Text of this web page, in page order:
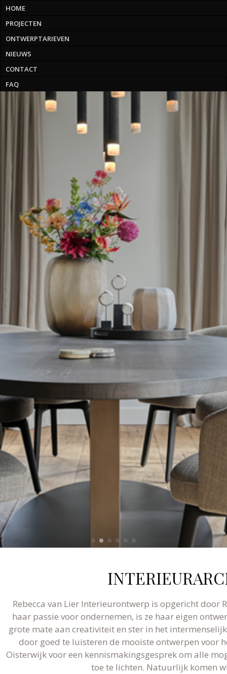
HOME
PROJECTEN
ONTWERPTARIEVEN
NIEUWS
CONTACT
FAQ
Rebecca van Lier Interieurontwerp is opgericht door
haar passie voor ondernemen, is ze haar eigen
grote mate aan creativiteit en ster in het
door goed te luisteren de mooiste ontwerpen voor
Oisterwijk voor een kennismakingsgesprek om alle
toe te lichten. Natuurlijk komen